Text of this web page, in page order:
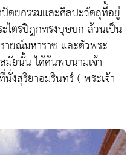
ตยกรรมและศิลปะวัตถุที่อยู่
ไตรปิฎกทรงบุษบก ล้วนเป็น
ายณ์มหาราช และตัวพระ
มัยนั้น ได้ค้นพบนามเจ้า
งสุริยาอมรินทร์ ( พระเจ้า